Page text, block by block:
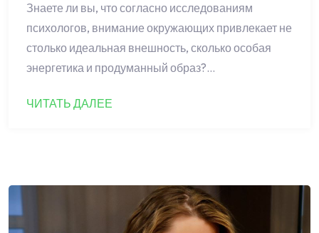
Знаете ли вы, что согласно исследованиям
психологов, внимание окружающих привлекает не
столько идеальная внешность, сколько особая
энергетика и продуманный образ?…
ЧИТАТЬ ДАЛЕЕ